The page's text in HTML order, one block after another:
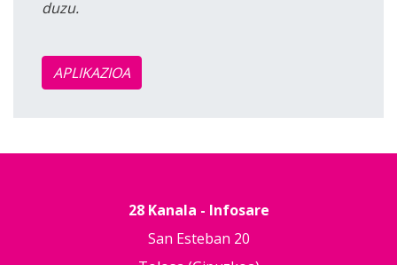
duzu.
APLIKAZIOA
28 Kanala - Infosare
San Esteban 20